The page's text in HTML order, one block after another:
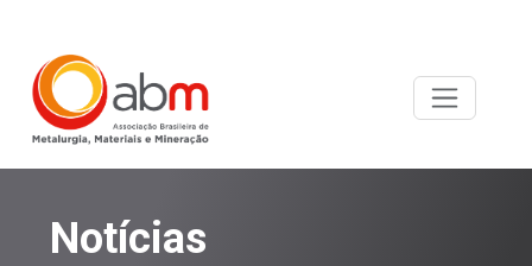
Notícias